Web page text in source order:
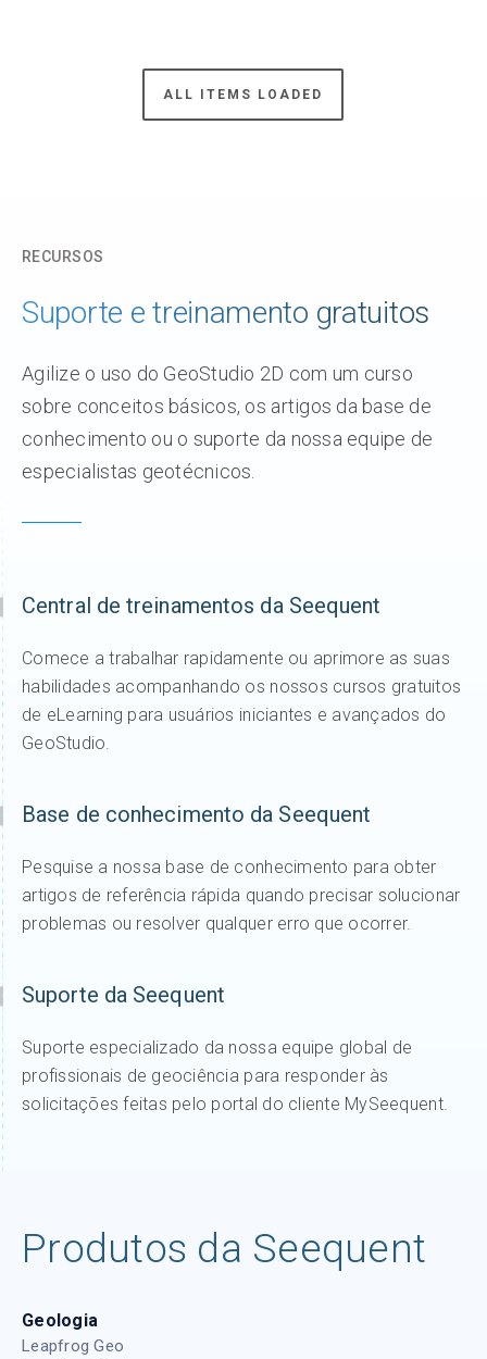
ALL ITEMS LOADED
RECURSOS
Suporte e treinamento gratuitos
Agilize o uso do GeoStudio 2D com um curso
sobre conceitos básicos, os artigos da base de
conhecimento ou o suporte da nossa equipe de
especialistas geotécnicos.
Central de treinamentos da Seequent
Comece a trabalhar rapidamente ou aprimore as suas
habilidades acompanhando os nossos cursos gratuitos
de eLearning para usuários iniciantes e avançados do
GeoStudio.
Base de conhecimento da Seequent
Pesquise a nossa base de conhecimento para obter
artigos de referência rápida quando precisar solucionar
problemas ou resolver qualquer erro que ocorrer.
Suporte da Seequent
Suporte especializado da nossa equipe global de
profissionais de geociência para responder às
solicitações feitas pelo portal do cliente MySeequent.
Produtos da Seequent
Geologia
Leapfrog Geo